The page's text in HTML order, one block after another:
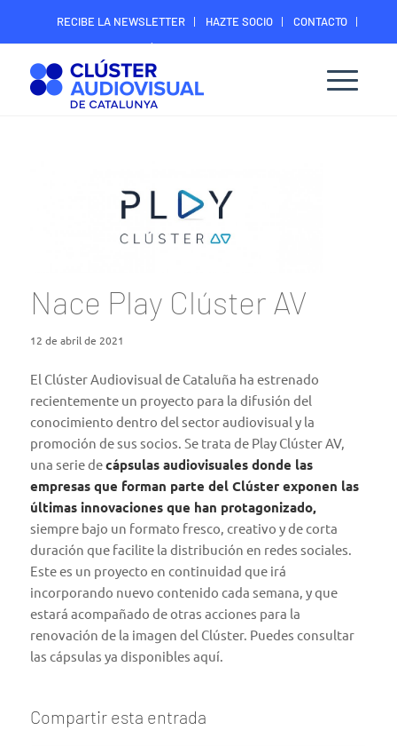
RECIBE LA NEWSLETTER HAZTE SOCIO
CONTACTO
ÁREA DIGITAL SOCIOS
Nace Play Clúster AV
12 de abril de 2021
El Clúster Audiovisual de Cataluña ha estrenado
recientemente un proyecto para la difusión del
conocimiento dentro del sector audiovisual y la
promoción de sus socios. Se trata de Play Clúster AV,
una serie decápsulas audiovisuales donde las
empresas que forman parte del Clúster exponen las
últimas innovaciones que han protagonizado,
siempre bajo un formato fresco, creativo y de corta
duración que facilite la distribución en redes sociales.
Este es un proyecto en continuidad que irá
incorporando nuevo contenido cada semana, y que
estará acompañado de otras acciones para la
renovación de la imagen del Clúster. Puedes consultar
las cápsulas ya disponibles aquí.
Compartir esta entrada